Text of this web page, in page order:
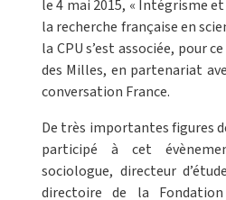
le 4 mai 2015, « Intégrisme
la recherche française en
la CPU s’est associée, pour
des Milles, en partenariat
conversation France.
De très importantes figures
participé à cet
sociologue, directeur
directoire de la